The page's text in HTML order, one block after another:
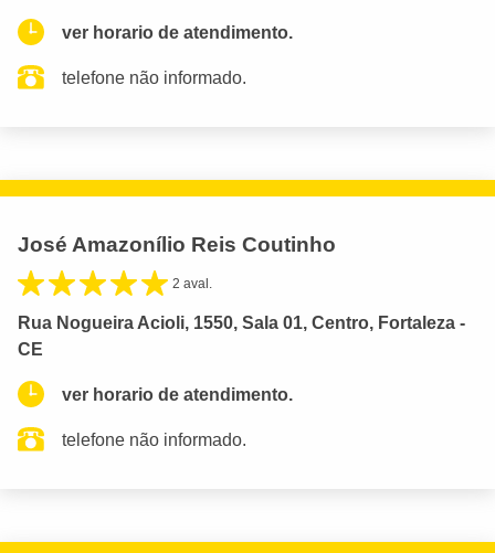
ver horario de atendimento.
telefone não informado.
José Amazonílio Reis Coutinho
2 aval.
Rua Nogueira Acioli, 1550, Sala 01, Centro, Fortaleza -
CE
ver horario de atendimento.
telefone não informado.